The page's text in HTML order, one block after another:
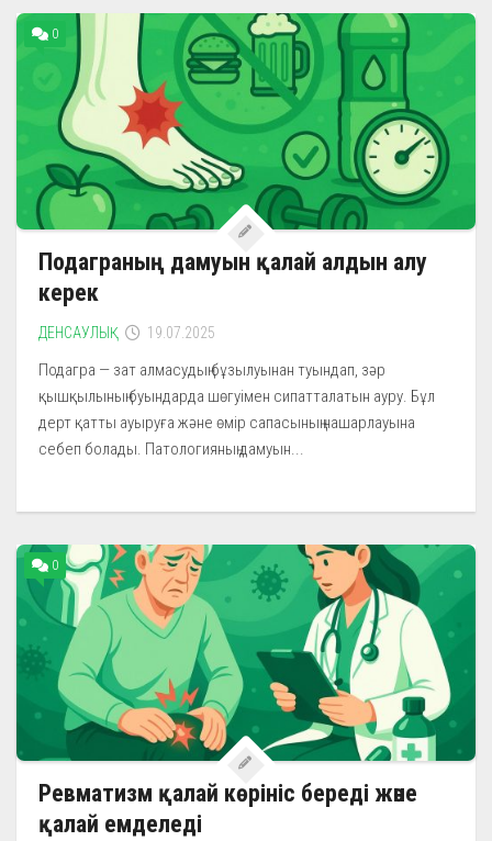
0
Подаграның дамуын қалай алдын алу
керек
ДЕНСАУЛЫҚ 19.07.2025
Подагра — зат алмасудың бұзылуынан туындап, зәр
қышқылының буындарда шөгуімен сипатталатын ауру. Бұл
дерт қатты ауыруға және өмір сапасының нашарлауына
себеп болады. Патологияның дамуын...
0
Ревматизм қалай көрініс береді және
қалай емделеді